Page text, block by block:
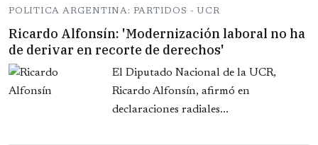
POLITICA ARGENTINA: PARTIDOS - UCR
Ricardo Alfonsín: 'Modernización laboral no ha
de derivar en recorte de derechos'
El Diputado Nacional de la UCR,
Ricardo Alfonsín, afirmó en
declaraciones radiales...